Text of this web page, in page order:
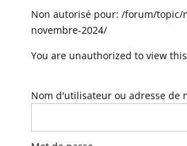
Non autorisé pour: /forum/topic/
novembre-2024/
You are unauthorized to view
Nom d'utilisateur ou adresse de